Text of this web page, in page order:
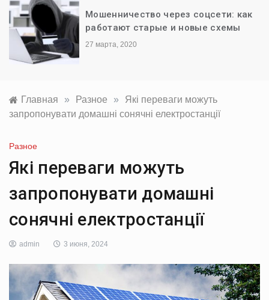
Мошенничество через соцсети: как
работают старые и новые схемы
27 марта, 2020
Главная » Разное »
Які переваги можуть
запропонувати домашні сонячні електростанції
Разное
Які переваги можуть
запропонувати домашні
сонячні електростанції
admin 3 июня, 2024